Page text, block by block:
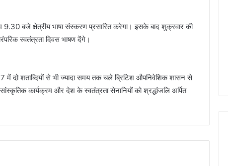
9.30 बजे क्षेत्रीय भाषा संस्करण प्रसारित करेगा। इसके बाद शुक्रवार की
स्वतंत्रता दिवस भाषण देंगे।
में दो शताब्दियों से भी ज्यादा समय तक चले ब्रिटिश औपनिवेशिक शासन से
कार्यक्रम और देश के स्वतंत्रता सेनानियों को श्रद्धांजलि अर्पित